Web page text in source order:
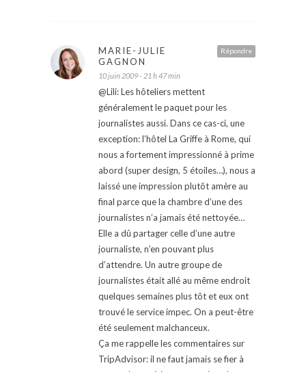
Répondre
MARIE-JULIE
GAGNON
10 juin 2009 - 21 h 47 min
@Lili: Les hôteliers mettent
généralement le paquet pour les
journalistes aussi. Dans ce cas-ci, une
exception: l’hôtel La Griffe à Rome, qui
nous a fortement impressionné à prime
abord (super design, 5 étoiles…), nous a
laissé une impression plutôt amère au
final parce que la chambre d’une des
journalistes n’a jamais été nettoyée…
Elle a dû partager celle d’une autre
journaliste, n’en pouvant plus
d’attendre. Un autre groupe de
journalistes était allé au même endroit
quelques semaines plus tôt et eux ont
trouvé le service impec. On a peut-être
été seulement malchanceux.
Ça me rappelle les commentaires sur
TripAdvisor: il ne faut jamais se fier à